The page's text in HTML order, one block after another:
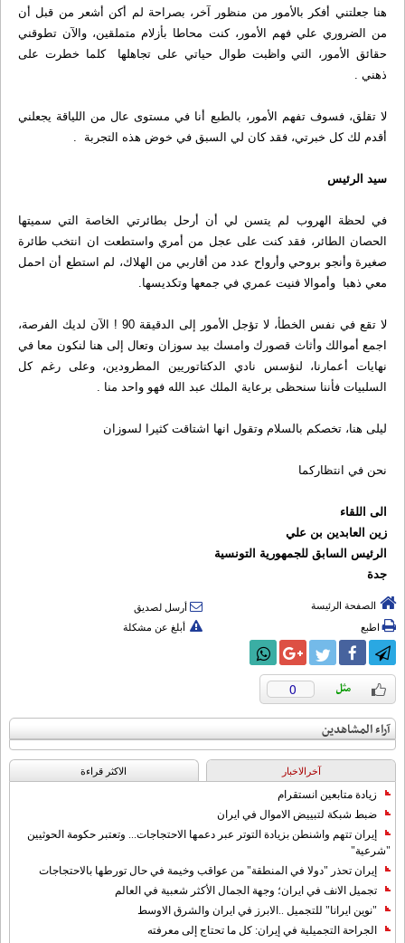
هنا جعلتني أفكر بالأمور من منظور آخر، بصراحة لم أكن أشعر من قبل أن
من الضروري علي فهم الأمور، كنت محاطا بأزلام متملقين، والآن تطوقني
حقائق الأمور، التي واظبت طوال حياتي على تجاهلها كلما خطرت على
ذهني .
لا تقلق، فسوف تفهم الأمور، بالطبع أنا في مستوى عال من اللياقة يجعلني
أقدم لك كل خبرتي، فقد كان لي السبق في خوض هذه التجربة .
سيد الرئیس
في لحظة الهروب لم يتسن لي أن أرحل بطائرتي الخاصة التي سميتها
الحصان الطائر، فقد كنت على عجل من أمري واستطعت ان انتخب طائرة
صغيرة وأنجو بروحي وأرواح عدد من أقاربي من الهلاك، لم استطع أن احمل
معي ذهبا وأموالا فنيت عمري في جمعها وتكديسها.
لا تقع في نفس الخطأ، لا تؤجل الأمور إلى الدقيقة 90 ! الآن لديك الفرصة،
اجمع أموالك وأثاث قصورك وامسك بيد سوزان وتعال إلى هنا لنكون معا في
نهايات أعمارنا، لنؤسس نادي الدكتاتوريين المطرودين، وعلى رغم كل
السلبيات فأننا سنحظى برعاية الملك عبد الله فهو واحد منا .
ليلى هنا، تخصكم بالسلام وتقول انها اشتاقت كثيرا لسوزان
نحن في انتظاركما
الى اللقاء
زين العابدين بن علي
الرئيس السابق للجمهورية التونسية
جدة
الصفحة الرئيسة
أرسل لصديق
اطبع
أبلغ عن مشكلة
0
آراء المشاهدين
آخرالاخبار الاکثر قراءة
زيادة متابعين انستقرام
ضبط شبكة لتبييض الاموال في ايران
إيران تتهم واشنطن بزيادة التوتر عبر دعمها الاحتجاجات... وتعتبر حكومة الحوثيين
"شرعية"
إيران تحذر "دولا في المنطقة" من عواقب وخيمة في حال تورطها بالاحتجاجات
تجميل الانف في ايران؛ وجهة الجمال الأكثر شعبية في العالم
"نوين ايرانا" للتجميل ..الابرز في ايران والشرق الاوسط
الجراحة التجميلية في إيران: كل ما تحتاج إلى معرفته